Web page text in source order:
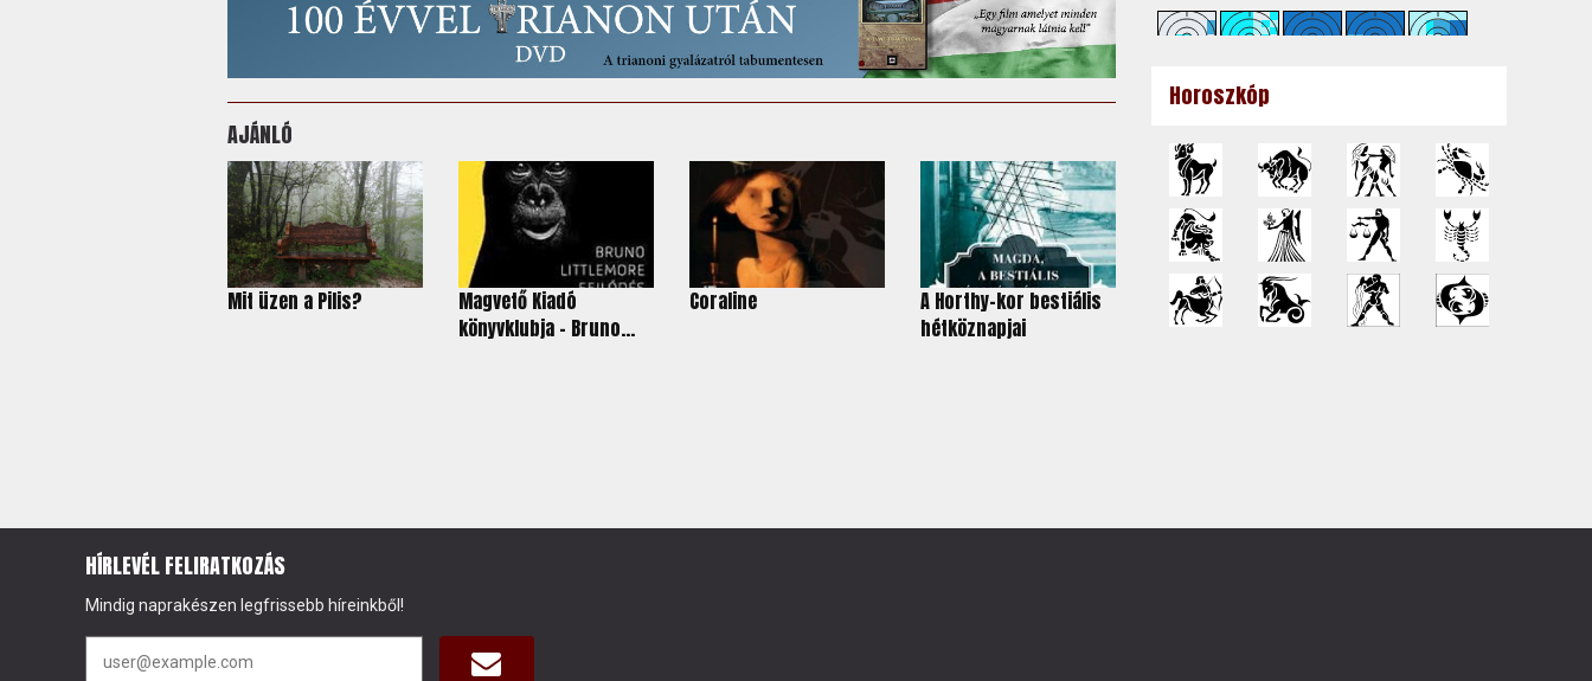
AJÁNLÓ
Mit üzen a Pilis?
Magvető Kiadó
könyvklubja - Bruno...
Coraline
A Horthy-kor bestiális
hétköznapjai
Horoszkóp
HÍRLEVÉL FELIRATKOZÁS
Mindig naprakészen legfrissebb híreinkből!